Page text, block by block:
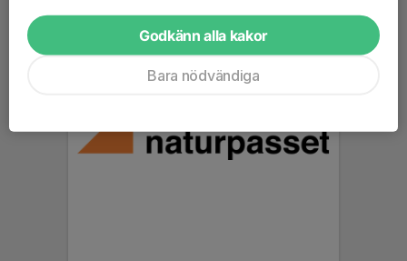
Godkänn alla kakor
Bara nödvändiga